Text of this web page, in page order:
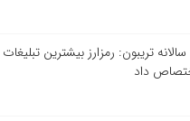
تریبون: رمزارز بیشترین
داد